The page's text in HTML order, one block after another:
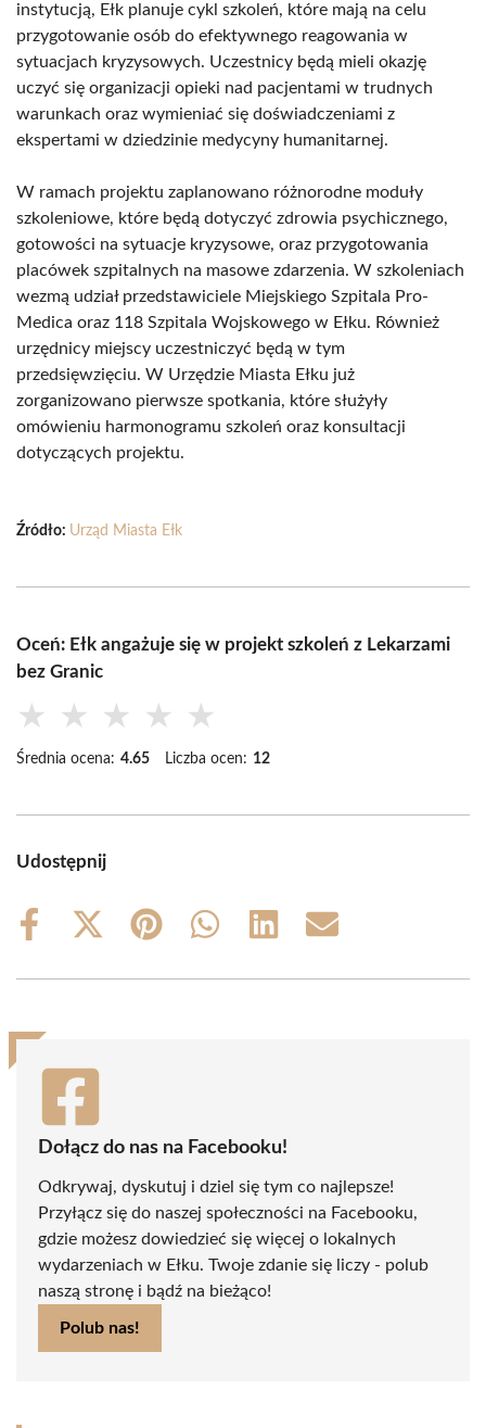
instytucją, Ełk planuje cykl szkoleń, które mają na celu
przygotowanie osób do efektywnego reagowania w
sytuacjach kryzysowych. Uczestnicy będą mieli okazję
uczyć się organizacji opieki nad pacjentami w trudnych
warunkach oraz wymieniać się doświadczeniami z
ekspertami w dziedzinie medycyny humanitarnej.
W ramach projektu zaplanowano różnorodne moduły
szkoleniowe, które będą dotyczyć zdrowia psychicznego,
gotowości na sytuacje kryzysowe, oraz przygotowania
placówek szpitalnych na masowe zdarzenia. W szkoleniach
wezmą udział przedstawiciele Miejskiego Szpitala Pro-
Medica oraz 118 Szpitala Wojskowego w Ełku. Również
urzędnicy miejscy uczestniczyć będą w tym
przedsięwzięciu. W Urzędzie Miasta Ełku już
zorganizowano pierwsze spotkania, które służyły
omówieniu harmonogramu szkoleń oraz konsultacji
dotyczących projektu.
Źródło: Urząd Miasta Ełk
Oceń: Ełk angażuje się w projekt szkoleń z Lekarzami
bez Granic
★ ★ ★ ★ ★
Średnia ocena: 4.65 Liczba ocen: 12
Udostępnij
Share
Share
(Twitter)
Share
Share
Share
Share
Dołącz do nas na Facebooku!
Odkrywaj, dyskutuj i dziel się tym co najlepsze!
Przyłącz się do naszej społeczności na Facebooku,
gdzie możesz dowiedzieć się więcej o lokalnych
wydarzeniach w Ełku. Twoje zdanie się liczy - polub
naszą stronę i bądź na bieżąco!
Polub nas!